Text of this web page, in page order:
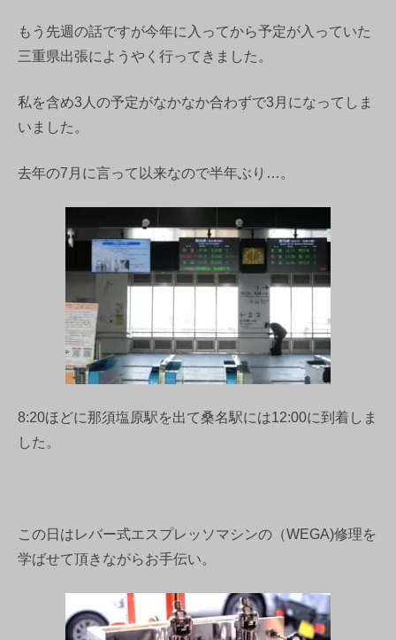
もう先週の話ですが今年に入ってから予定が入っていた
三重県出張にようやく行ってきました。
私を含め3人の予定がなかなか合わずで3月になってしま
いました。
去年の7月に言って以来なので半年ぶり…。
8:20ほどに那須塩原駅を出て桑名駅には12:00に到着しま
した。
この日はレバー式エスプレッソマシンの（WEGA)修理を
学ばせて頂きながらお手伝い。